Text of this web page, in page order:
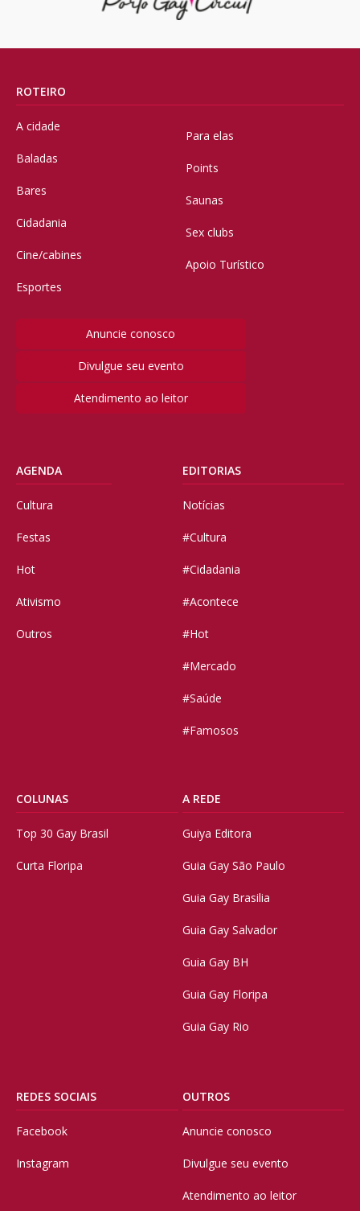
ROTEIRO
A cidade
Baladas
Bares
Cidadania
Cine/cabines
Esportes
Para elas
Points
Saunas
Sex clubs
Apoio Turístico
Anuncie conosco
Divulgue seu evento
Atendimento ao leitor
AGENDA
Cultura
Festas
Hot
Ativismo
Outros
EDITORIAS
Notícias
#Cultura
#Cidadania
#Acontece
#Hot
#Mercado
#Saúde
#Famosos
COLUNAS
Top 30 Gay Brasil
Curta Floripa
A REDE
Guiya Editora
Guia Gay São Paulo
Guia Gay Brasilia
Guia Gay Salvador
Guia Gay BH
Guia Gay Floripa
Guia Gay Rio
REDES SOCIAIS
Facebook
Instagram
OUTROS
Anuncie conosco
Divulgue seu evento
Atendimento ao leitor